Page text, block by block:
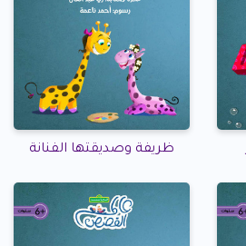
ظريفة وصديقتها الفنانة